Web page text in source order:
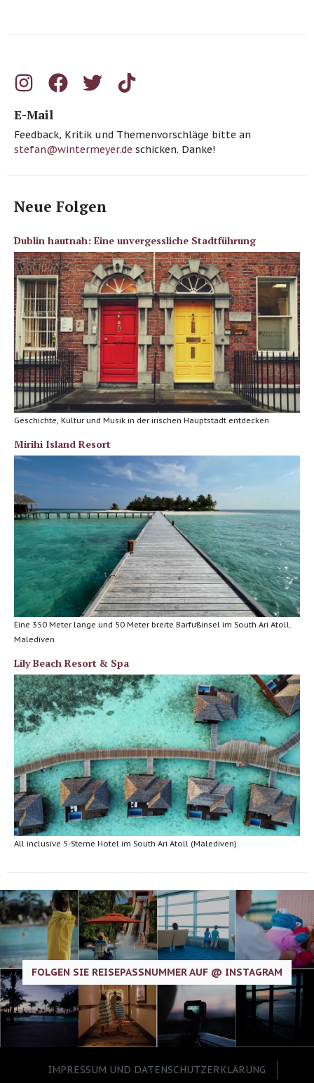
E-Mail
Feedback, Kritik und Themenvorschläge bitte an
stefan@wintermeyer.de schicken. Danke!
Neue Folgen
Dublin hautnah: Eine unvergessliche Stadtführung
Geschichte, Kultur und Musik in der irischen Hauptstadt entdecken
Mirihi Island Resort
Eine 350 Meter lange und 50 Meter breite Barfußinsel im South Ari Atoll.
Malediven
Lily Beach Resort & Spa
All inclusive 5-Sterne Hotel im South Ari Atoll (Malediven)
FOLGEN SIE REISEPASSNUMMER AUF @ INSTAGRAM
IMPRESSUM UND DATENSCHUTZERKLÄRUNG